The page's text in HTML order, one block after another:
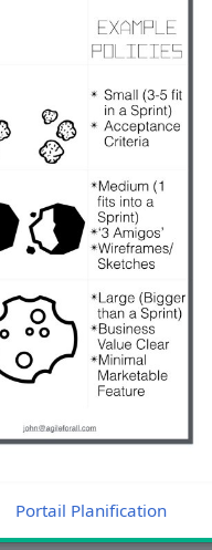
Portail Planification